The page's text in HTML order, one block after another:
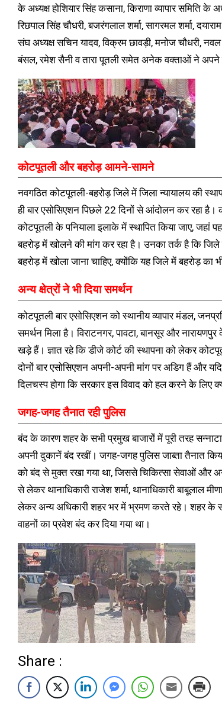
के अध्यक्ष होशियार सिंह कसाना, किराणा व्यापार समिति के
रिछपाल सिंह चौधरी, बजरंगलाल शर्मा, सागरमल शर्मा,
संघ अध्यक्ष सचिन यादव, विक्रम छावड़ी, मनोज चौधरी,
बंसल, रमेश सैनी व तारा पूतली समेत अनेक वक्ताओं ने अपने
कोटपूतली और बहरोड़ आमने-सामने
नवगठित कोटपूतली-बहरोड़ जिले में जिला न्यायालय की
ही बार एसोसिएशन पिछले 22 दिनों से आंदोलन कर रहा है।
कोटपूतली के पनियाला इलाके में स्थापित किया जाए, जहां
बहरोड़ में खोलने की मांग कर रहा है। उनका तर्क है कि जिले
बहरोड़ में खोला जाना चाहिए, क्योंकि यह जिले में बहरोड़ का
अन्य क्षेत्रों ने भी दिया समर्थन
कोटपूतली बार एसोसिएशन को स्थानीय व्यापार मंडल,
समर्थन मिला है। विराटनगर, पावटा, बानसूर और
खड़े हैं। ज्ञात रहे कि डीजे कोर्ट की स्थापना को लेकर
दोनों बार एसोसिएशन अपनी-अपनी मांग पर अडिग हैं और
दिलचस्प होगा कि सरकार इस विवाद को हल करने के लिए
जगह-जगह तैनात रही पुलिस
बंद के कारण शहर के सभी प्रमुख बाजारों में पूरी तरह
अपनी दुकानें बंद रखीं। जगह-जगह पुलिस जाब्ता तैनात
को बंद से मुक्त रखा गया था, जिससे चिकित्सा सेवाओं और
से लेकर थानाधिकारी राजेश शर्मा, थानाधिकारी बाबूलाल
लेकर अन्य अधिकारी शहर भर में भ्रमण करते रहे। शहर के
वाहनों का प्रवेश बंद कर दिया गया था।
Share :